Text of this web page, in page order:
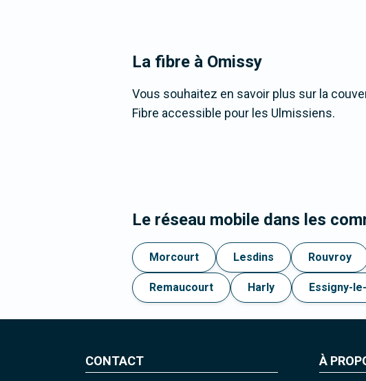
La fibre à Omissy
Vous souhaitez en savoir plus sur la
Fibre accessible pour les Ulmissiens.
Le réseau mobile dans les
Morcourt Lesdins Rouvroy
Remaucourt Harly Essigny-
CONTACT À